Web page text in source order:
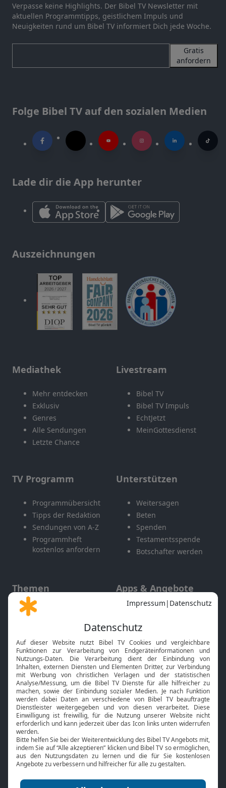
Verpasse keine Highlights. Der Bibel TV Newsletter mit
aktuellen Programmtipps, geistlichem Impuls und
Neuigkeiten rund um Bibel TV informiert Dich jede Woche.
Gratis
anfordern
Folge Bibel TV auf den sozialen Medien
Lade dir die App herunter
Auszeichnungen
Mediathek
Mehr entdecken
Exklusiv
Genres
Alle Sendungen
Letzte Chance
Livestream
Bibel TV
Bibel TV Impuls
EchtJetzt
MeinGottesdienst
TV Programm
Programmübersicht
Tipps der Redaktion
Sendungen von A-Z
Programmheft
kostenlos anfordern
Unterstützen
Weitersagen
Beten
Spenden
Testamentsspende
Botschafter werden
Themen
Gott und Bibel erklärt
Neuigkeiten
Apps & Angebote
Mobile App
Smart TV
HbbTV
Bibelthek Online-Bibel
Nächster Gottesdienst
Bibel TV
Über uns
Jobs
Mediadaten
Service
Kontakt
TV-Empfang